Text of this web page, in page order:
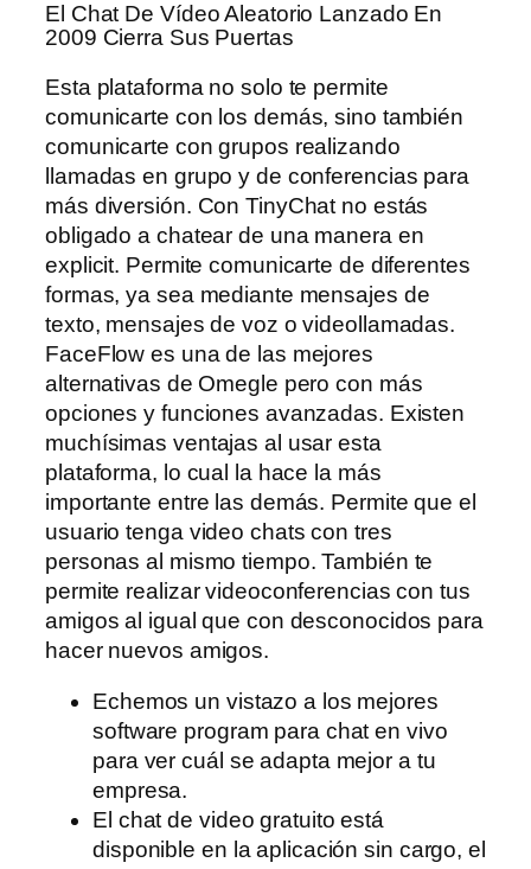
El Chat De Vídeo Aleatorio Lanzado En
2009 Cierra Sus Puertas
Esta plataforma no solo te permite
comunicarte con los demás, sino también
comunicarte con grupos realizando
llamadas en grupo y de conferencias para
más diversión. Con TinyChat no estás
obligado a chatear de una manera en
explicit. Permite comunicarte de diferentes
formas, ya sea mediante mensajes de
texto, mensajes de voz o videollamadas.
FaceFlow es una de las mejores
alternativas de Omegle pero con más
opciones y funciones avanzadas. Existen
muchísimas ventajas al usar esta
plataforma, lo cual la hace la más
importante entre las demás. Permite que el
usuario tenga video chats con tres
personas al mismo tiempo. También te
permite realizar videoconferencias con tus
amigos al igual que con desconocidos para
hacer nuevos amigos.
Echemos un vistazo a los mejores
software program para chat en vivo
para ver cuál se adapta mejor a tu
empresa.
El chat de video gratuito está
disponible en la aplicación sin cargo, el